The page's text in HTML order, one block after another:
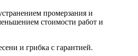
промерзания и
стоимости работ и
и грибка с гарантией.